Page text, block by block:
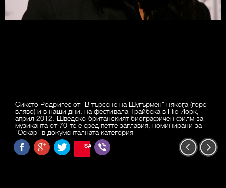
Сиксто Родригес от "В търсене на Шугърмен" някога (горе
вляво) и в наши дни, на фестивала Трайбека в Ню Йорк,
април 2012. Шведско-британският биографичен филм за
музиканта от 70-те е сред петте заглавия, номинирани за
"Оскар" в документалната категория
SAVE